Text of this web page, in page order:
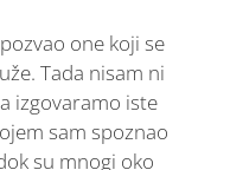
one koji se
Tada nisam ni
izgovaramo iste
sam spoznao
su mnogi oko